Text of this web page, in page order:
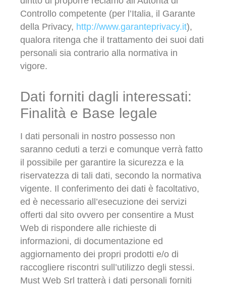
Controllo competente (per l’Italia, il Garante
della Privacy, http://www.garanteprivacy.it),
qualora ritenga che il trattamento dei suoi dati
personali sia contrario alla normativa in
vigore.
Dati forniti dagli interessati:
Finalità e Base legale
I dati personali in nostro possesso non
saranno ceduti a terzi e comunque verrà fatto
il possibile per garantire la sicurezza e la
riservatezza di tali dati, secondo la normativa
vigente. Il conferimento dei dati è facoltativo,
ed è necessario all’esecuzione dei servizi
offerti dal sito ovvero per consentire a Must
Web di rispondere alle richieste di
informazioni, di documentazione ed
aggiornamento dei propri prodotti e/o di
raccogliere riscontri sull’utilizzo degli stessi.
Must Web Srl tratterà i dati personali forniti